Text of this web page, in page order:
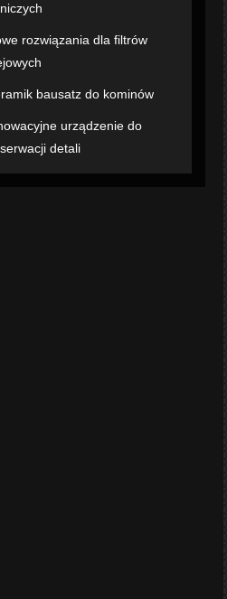
rozwiązania dla filtrów
bausatz do kominów
urządzenie do
detali